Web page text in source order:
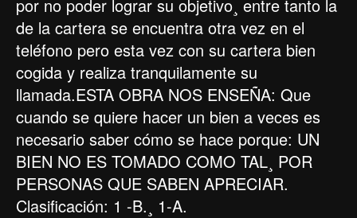
por no poder lograr su objetivo¸ entre tanto la
de la cartera se encuentra otra vez en el
teléfono pero esta vez con su cartera bien
cogida y realiza tranquilamente su
llamada.ESTA OBRA NOS ENSEÑA: Que
cuando se quiere hacer un bien a veces es
necesario saber cómo se hace porque: UN
BIEN NO ES TOMADO COMO TAL¸ POR
PERSONAS QUE SABEN APRECIAR.
Clasificación: 1 -B.¸ 1-A.